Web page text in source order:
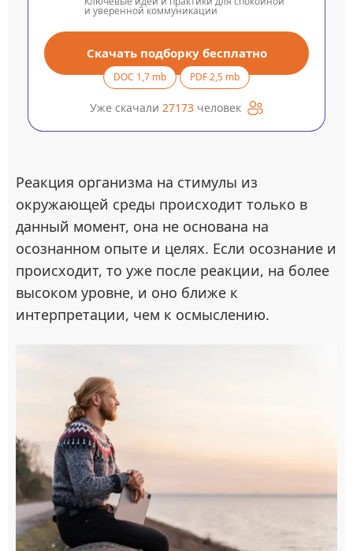
и уверенной коммуникации
Скачать подборку бесплатно
DOC 1,7 mb PDF 2,5 mb
Уже скачали 27173 человек
Реакция организма на стимулы из
окружающей среды происходит только в
данный момент, она не основана на
осознанном опыте и целях. Если осознание и
происходит, то уже после реакции, на более
высоком уровне, и оно ближе к
интерпретации, чем к осмыслению.